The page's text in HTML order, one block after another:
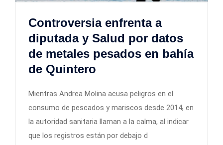
Controversia enfrenta a
diputada y Salud por datos
de metales pesados en bahía
de Quintero
Mientras Andrea Molina acusa peligros en el
consumo de pescados y mariscos desde 2014, en
la autoridad sanitaria llaman a la calma, al indicar
que los registros están por debajo d